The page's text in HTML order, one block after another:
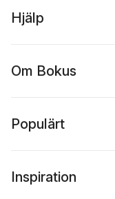
Hjälp
Om Bokus
Populärt
Inspiration